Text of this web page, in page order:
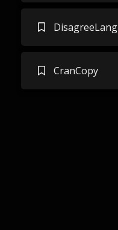
DisagreeLang
CranCopy